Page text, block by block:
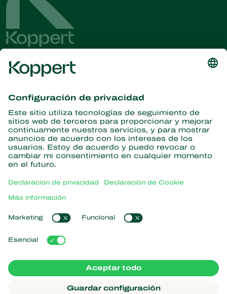
información
Suscríbase aquí
Partners with Nature
Avispas parasitoides
Nematodos benéficos
Microorganismos benéficos
Protección de cultivos
Acerca de Koppert
Noticias e información
Trabajar en Koppert
Contáctanos
Enlaces populares
Experiencias de los usuarios
Koppert Global
Administrar cookies